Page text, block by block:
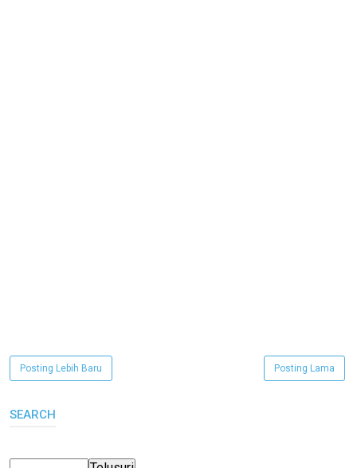
Posting Lebih Baru Posting Lama
SEARCH